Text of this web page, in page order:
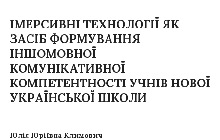
ІМЕРСИВНІ ТЕХНОЛОГІЇ ЯК
ЗАСІБ ФОРМУВАННЯ
ІНШОМОВНОЇ
КОМУНІКАТИВНОЇ
КОМПЕТЕНТНОСТІ УЧНІВ НОВОЇ
УКРАЇНСЬКОЇ ШКОЛИ
Юлія Юріївна Климович